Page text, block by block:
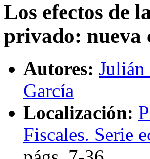
Los efectos de
privado: nueva
Autores: Julián
García
Localización:
Fiscales. Serie